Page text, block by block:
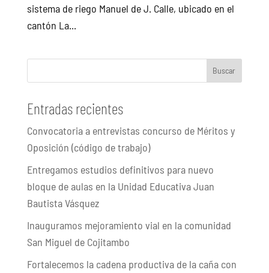
sistema de riego Manuel de J. Calle, ubicado en el
cantón La...
Buscar
Entradas recientes
Convocatoria a entrevistas concurso de Méritos y
Oposición (código de trabajo)
Entregamos estudios definitivos para nuevo
bloque de aulas en la Unidad Educativa Juan
Bautista Vásquez
Inauguramos mejoramiento vial en la comunidad
San Miguel de Cojitambo
Fortalecemos la cadena productiva de la caña con